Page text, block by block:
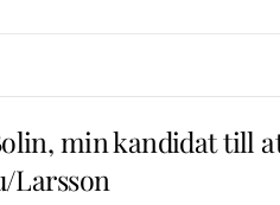
min kandidat till
Larsson